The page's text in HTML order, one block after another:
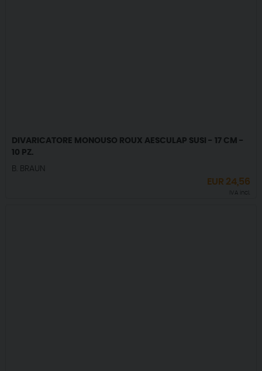
DIVARICATORE MONOUSO ROUX AESCULAP SUSI - 17 CM -
10 PZ.
B. BRAUN
EUR 24,56
IVA incl.